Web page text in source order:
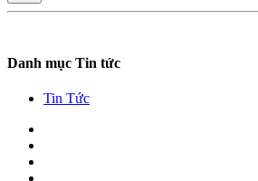
Danh mục Tin tức
Tin Tức